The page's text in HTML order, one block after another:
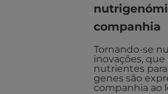
companhia
Tornando-se
inovações,
nutrientes
genes são
companhia ao